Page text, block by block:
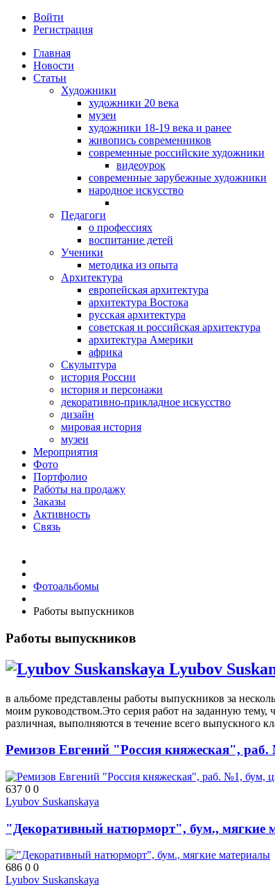
Войти
Регистрация
Главная
Новости
Статьи
Художники
художники 20 века
музеи
художники 18-19 века и ранее
живопись современников
современные российские художники
видеоурок
современные зарубежные художники
народное искусство
Педагоги
о профессиях
воспитание детей
Ученики
методика из опыта
Архитектура
европейская архитектура
архитектура Востока
русская архитектура
советская и российская архитектура
архитектура Америки
африка
Скульптура
история России
история и персонажи
декоративно-прикладное искусство
дизайн
мировая история
музеи
Мероприятия
Фото
Портфолио
Работы на продажу
Заказы
Активность
Связь
Фотоальбомы
Работы выпускников
Работы выпускников
Lyubov
в альбоме представлены работы выпускников за
моим руководством.Это серия работ на заданную
различная, выполняются в течение всего выпускного
Ремизов Евгений "Россия княжеская",
637 0 0
Lyubov Suskanskaya
"Декоративный натюрморт", бум., мягкие
686 0 0
Lyubov Suskanskaya